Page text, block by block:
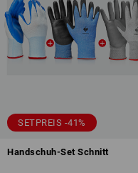
SETPREIS -41%
Handschuh-Set Schnitt